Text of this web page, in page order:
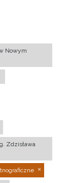
Nowym
Zdzisława